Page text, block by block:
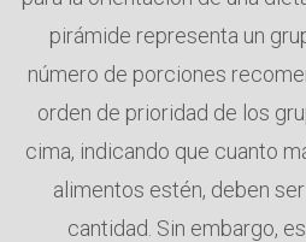
pirámide representa un
número de porciones
orden de prioridad de los
cima, indicando que cuanto
alimentos estén, deben
cantidad. Sin embargo,